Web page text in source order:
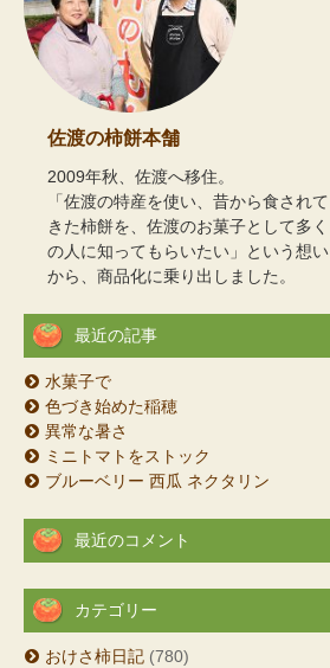
佐渡の柿餅本舗
2009年秋、佐渡へ移住。
「佐渡の特産を使い、昔から食されて
きた柿餅を、佐渡のお菓子として多く
の人に知ってもらいたい」という想い
から、商品化に乗り出しました。
最近の記事
水菓子で
色づき始めた稲穂
異常な暑さ
ミニトマトをストック
ブルーベリー 西瓜 ネクタリン
最近のコメント
カテゴリー
おけさ柿日記 (780)